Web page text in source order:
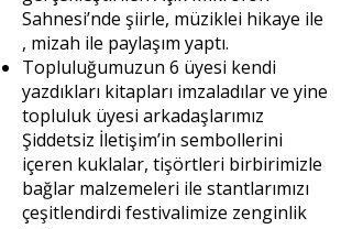
Sahnesi’nde şiirle, müziklei hikaye ile
, mizah ile paylaşım yaptı.
Topluluğumuzun 6 üyesi kendi
yazdıkları kitapları imzaladılar ve yine
topluluk üyesi arkadaşlarımız
Şiddetsiz İletişim’in sembollerini
içeren kuklalar, tişörtleri birbirimizle
bağlar malzemeleri ile stantlarımızı
çeşitlendirdi festivalimize zenginlik